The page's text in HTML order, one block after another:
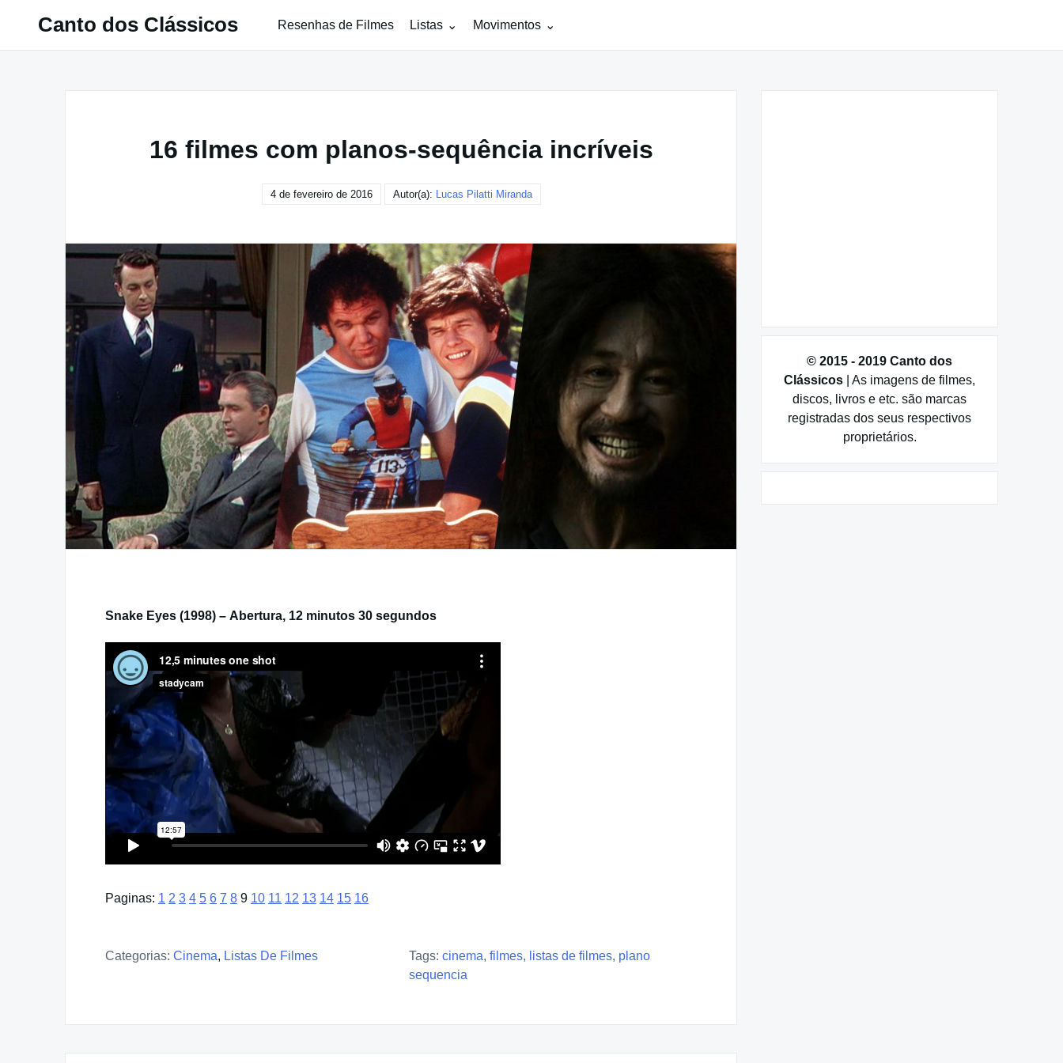
Canto dos Clássicos Resenhas de Filmes Listas Movimentos
16 filmes com planos-sequência incríveis
4 de fevereiro de 2016 Autor(a): Lucas Pilatti Miranda
Snake Eyes (1998) – Abertura, 12 minutos 30 segundos
Paginas: 1 2 3 4 5 6 7 8 9 10 11 12 13 14 15 16
Categorias: Cinema, Listas De Filmes Tags: cinema, filmes, listas de filmes, plano
sequencia
© 2015 - 2019 Canto dos
Clássicos | As imagens de filmes,
discos, livros e etc. são marcas
registradas dos seus respectivos
proprietários.